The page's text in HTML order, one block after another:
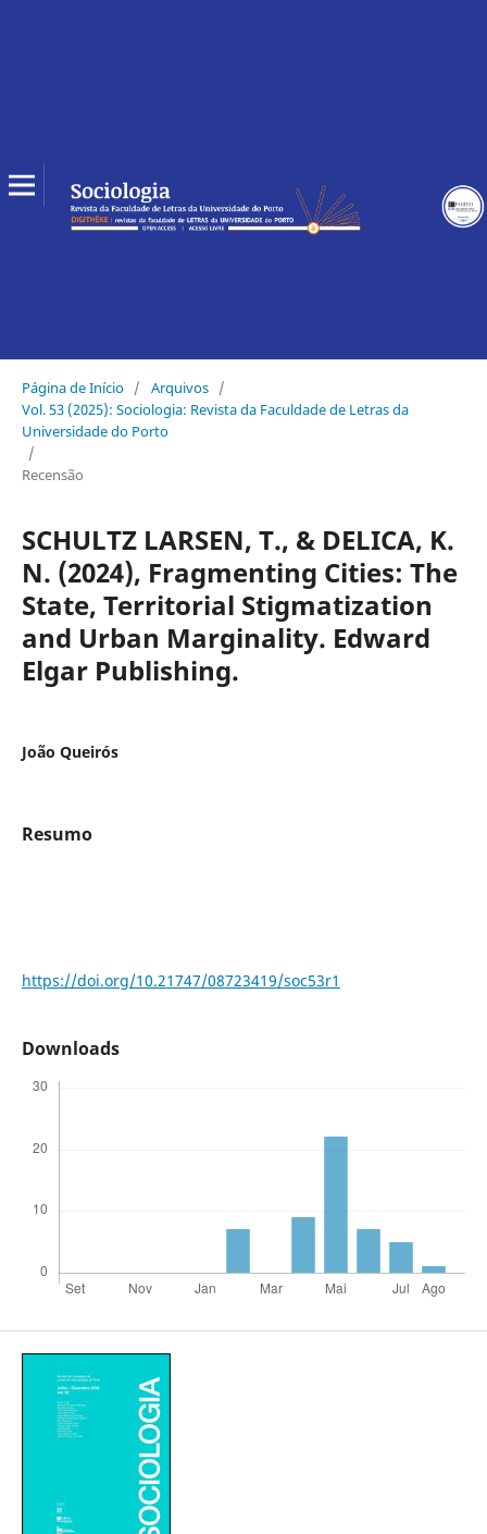
Página de Início / Arquivos /
Vol. 53 (2025): Sociologia: Revista da Faculdade de Letras da
Universidade do Porto
/
Recensão
SCHULTZ LARSEN, T., & DELICA, K.
N. (2024), Fragmenting Cities: The
State, Territorial Stigmatization
and Urban Marginality. Edward
Elgar Publishing.
João Queirós
Resumo
https://doi.org/10.21747/08723419/soc53r1
Downloads